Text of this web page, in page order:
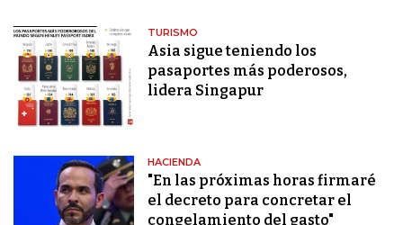
TURISMO
Asia sigue teniendo los
pasaportes más poderosos,
lidera Singapur
HACIENDA
"En las próximas horas firmaré
el decreto para concretar el
congelamiento del gasto"